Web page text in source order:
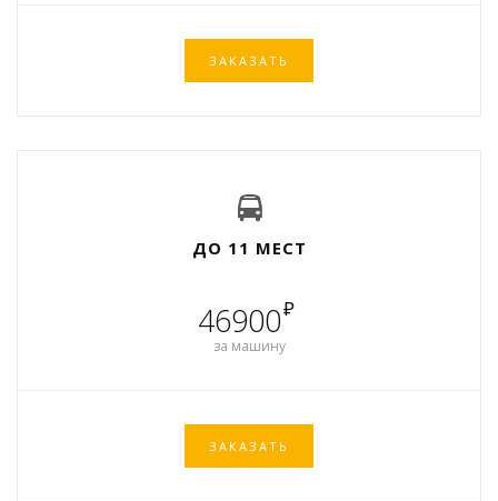
ЗАКАЗАТЬ
ДО 11 МЕСТ
46900₽
за машину
ЗАКАЗАТЬ